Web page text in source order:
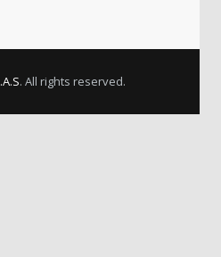
. All rights reserved.